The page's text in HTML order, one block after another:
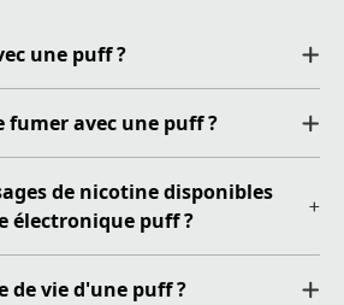
une puff ?
fumer avec une puff ?
de nicotine disponibles
électronique puff ?
de vie d'une puff ?